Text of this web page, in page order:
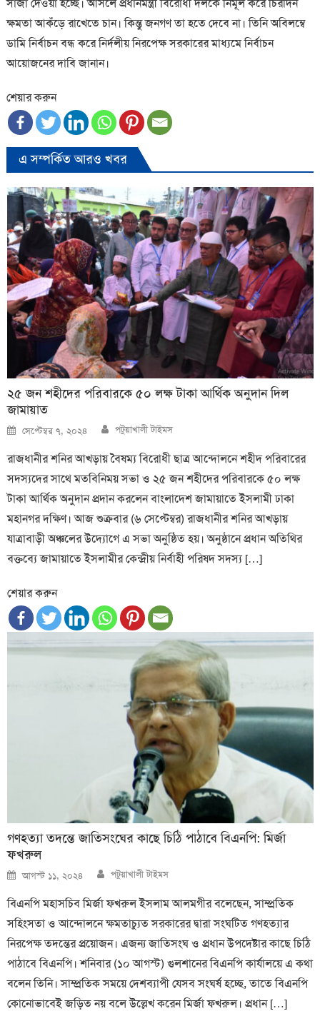
সাজা দেওয়া হচ্ছে। আসলে প্রধানমন্ত্রী বিরোধী দলকে নির্মূল করে চিরদিন
ক্ষমতা আকঁড়ে রাখেতে চান। কিন্তু জনগণ তা হতে দেবে না। তিনি অবিলম্বে
ডামি নির্বাচন বন্ধ করে নির্দলীয় নিরপেক্ষ সরকারের মাধ্যমে নির্বাচন
আয়োজনের দাবি জানান।
শেয়ার করুন
এ সম্পর্কিত আরও খবর
২৫ জন শহীদের পরিবারকে ৫০ লক্ষ টাকা আর্থিক অনুদান দিল
জামায়াত
Posted
on
সেপ্টেম্বর ৭, ২০২৪ Author
পটুয়াখালী টাইমস
রাজধানীর শনির আখড়ায় বৈষম্য বিরোধী ছাত্র আন্দোলনে শহীদ পরিবারের
সদস্যদের সাথে মতবিনিময় সভা ও ২৫ জন শহীদের পরিবারকে ৫০ লক্ষ
টাকা আর্থিক অনুদান প্রদান করলেন বাংলাদেশ জামায়াতে ইসলামী ঢাকা
মহানগর দক্ষিণ। আজ শুক্রবার (৬ সেপ্টেম্বর) রাজধানীর শনির আখড়ায়
যাত্রাবাড়ী অঞ্চলের উদ্যোগে এ সভা অনুষ্ঠিত হয়। অনুষ্ঠানে প্রধান অতিথির
বক্তব্যে জামায়াতে ইসলামীর কেন্দ্রীয় নির্বাহী পরিষদ সদস্য […]
শেয়ার করুন
গণহত্যা তদন্তে জাতিসংঘের কাছে চিঠি পাঠাবে বিএনপি: মির্জা
ফখরুল
Posted
on
আগস্ট ১১, ২০২৪ Author
পটুয়াখালী টাইমস
বিএনপি মহাসচিব মির্জা ফখরুল ইসলাম আলমগীর বলেছেন, সাম্প্রতিক
সহিংসতা ও আন্দোলনে ক্ষমতাচ্যুত সরকারের দ্বারা সংঘটিত গণহত্যার
নিরপেক্ষ তদন্তের প্রয়োজন। এজন্য জাতিসংঘ ও প্রধান উপদেষ্টার কাছে চিঠি
পাঠাবে বিএনপি। শনিবার (১০ আগস্ট) গুলশানের বিএনপি কার্যালয়ে এ কথা
বলেন তিনি। সাম্প্রতিক সময়ে দেশব্যাপী যেসব সংঘর্ষ হচ্ছে, তাতে বিএনপি
কোনোভাবেই জড়িত নয় বলে উল্লেখ করেন মির্জা ফখরুল। প্রধান […]